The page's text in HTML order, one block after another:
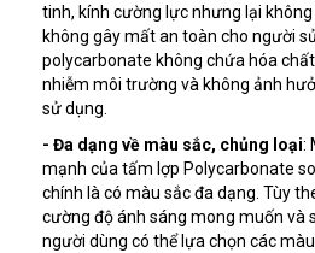
tinh, kính cường lực nhưng lại không
không gây mất an toàn cho người
polycarbonate không chứa hóa
nhiễm môi trường và không ảnh
sử dụng.
- Đa dạng về màu sắc, chủng loại:
mạnh của tấm lợp Polycarbonate
chính là có màu sắc đa dạng. Tùy
cường độ ánh sáng mong muốn và
người dùng có thể lựa chọn các